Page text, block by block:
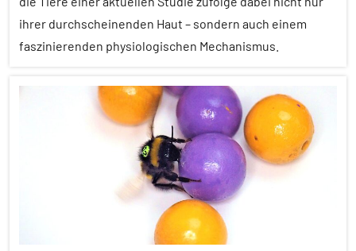
und
Kognition
ihrer durchscheinenden Haut – sondern auch einem
faszinierenden physiologischen Mechanismus.